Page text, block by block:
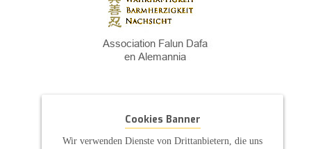
Cookies Banner
Wir verwenden Dienste von Drittanbietern, die uns